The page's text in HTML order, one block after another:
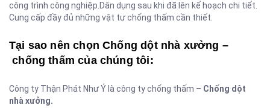
công trình công nghiệp.Dân dụng sau khi đã lên kế hoạch chi tiết.
Cung cấp đầy đủ những vật tư chống thấm cần thiết.
Tại sao nên chọnChống dột nhà xưởng –
chống thấm của chúng tôi:
Công ty Thận Phát Như Ý là công ty chống thấm – Chống dột
nhà xưởng.